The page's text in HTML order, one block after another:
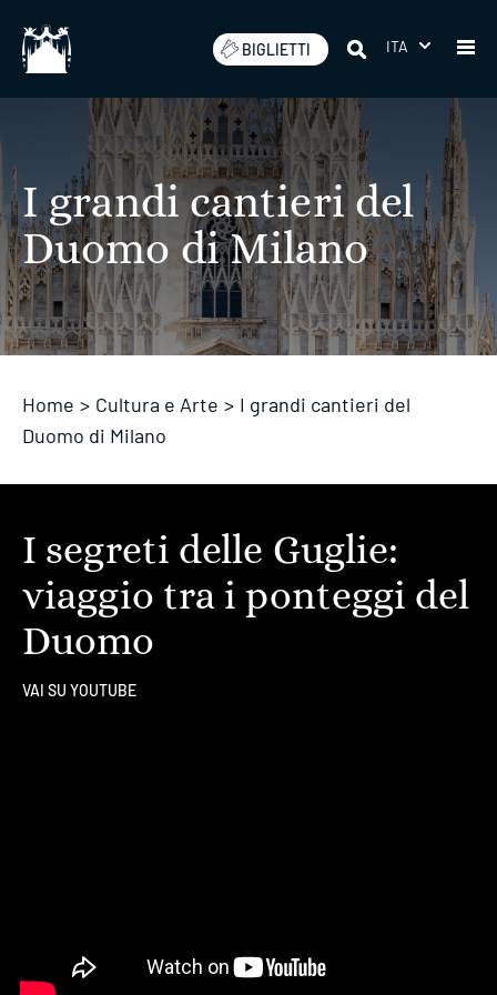
BIGLIETTI ITA
I grandi cantieri del
Duomo di Milano
Home > Cultura e Arte > I grandi cantieri del
Duomo di Milano
I segreti delle Guglie:
viaggio tra i ponteggi del
Duomo
VAI SU YOUTUBE